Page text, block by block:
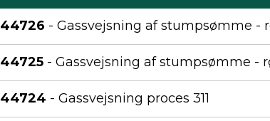
44726 - Gassvejsning af stumpsømme -
44725 - Gassvejsning af stumpsømme -
44724 - Gassvejsning proces 311